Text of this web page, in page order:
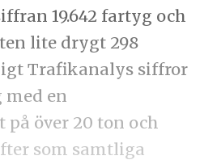
19.642 fartyg och
lite drygt 298
Trafikanalys siffror
med en
över 20 ton och
som samtliga